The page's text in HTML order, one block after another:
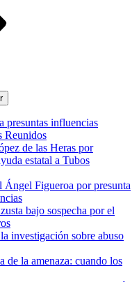
presuntas influencias
Reunidos
de las Heras por
estatal a Tubos
Figueroa por presunta
bajo sospecha por el
investigación sobre abuso
la amenaza: cuando los